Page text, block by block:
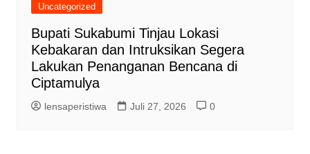
Uncategorized
Bupati Sukabumi Tinjau Lokasi
Kebakaran dan Intruksikan Segera
Lakukan Penanganan Bencana di
Ciptamulya
lensaperistiwa Juli 27, 2026 0